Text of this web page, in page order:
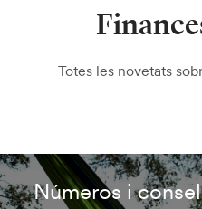
Fes-te'n client/clienta
Totes les novetats
Números i